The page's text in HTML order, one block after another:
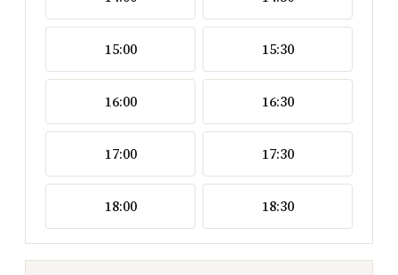
15:00 15:30
16:00 16:30
17:00 17:30
18:00 18:30